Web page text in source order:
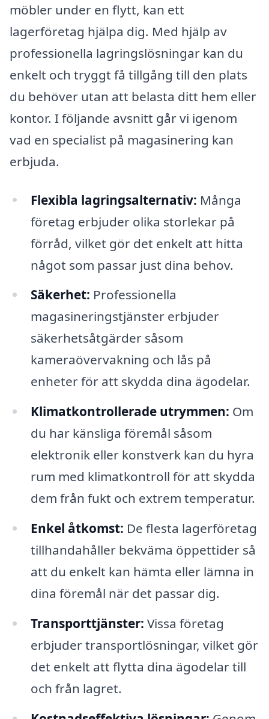
möbler under en flytt, kan ett
lagerföretag hjälpa dig. Med hjälp av
professionella lagringslösningar kan du
enkelt och tryggt få tillgång till den plats
du behöver utan att belasta ditt hem eller
kontor. I följande avsnitt går vi igenom
vad en specialist på magasinering kan
erbjuda.
Flexibla lagringsalternativ: Många
företag erbjuder olika storlekar på
förråd, vilket gör det enkelt att hitta
något som passar just dina behov.
Säkerhet: Professionella
magasineringstjänster erbjuder
säkerhetsåtgärder såsom
kameraövervakning och lås på
enheter för att skydda dina ägodelar.
Klimatkontrollerade utrymmen: Om
du har känsliga föremål såsom
elektronik eller konstverk kan du hyra
rum med klimatkontroll för att skydda
dem från fukt och extrem temperatur.
Enkel åtkomst: De flesta lagerföretag
tillhandahåller bekväma öppettider så
att du enkelt kan hämta eller lämna in
dina föremål när det passar dig.
Transporttjänster: Vissa företag
erbjuder transportlösningar, vilket gör
det enkelt att flytta dina ägodelar till
och från lagret.